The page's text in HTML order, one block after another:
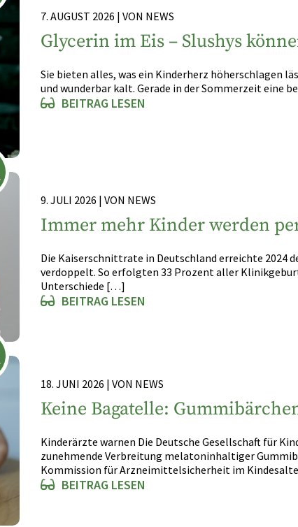
7. AUGUST 2026 | VON NEWS
Glycerin im Eis – Slushys
Sie bieten alles, was ein Kinderherz höherschlagen
und wunderbar kalt. Gerade in der Sommerzeit eine
BEITRAG LESEN
9. JULI 2026 | VON NEWS
Immer mehr Kinder werden
Die Kaiserschnittrate in Deutschland erreichte 2024
verdoppelt. So erfolgten 33 Prozent aller
Unterschiede […]
BEITRAG LESEN
18. JUNI 2026 | VON NEWS
Keine Bagatelle:
Kinderärzte warnen Die Deutsche Gesellschaft für
zunehmende Verbreitung melatoninhaltiger
Kommission für Arzneimittelsicherheit im
BEITRAG LESEN